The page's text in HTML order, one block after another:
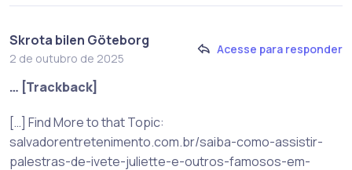
Skrota bilen Göteborg
2 de outubro de 2025
Acesse para responder
… [Trackback]
[…] Find More to that Topic:
salvadorentretenimento.com.br/saiba-como-assistir-
palestras-de-ivete-juliette-e-outros-famosos-em-